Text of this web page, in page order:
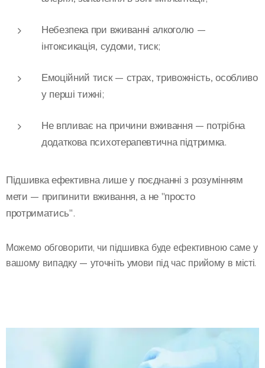
Небезпека при вживанні алкоголю —
інтоксикація, судоми, тиск;
Емоційний тиск— страх, тривожність, особливо
у перші тижні;
Не впливає на причини вживання — потрібна
додаткова психотерапевтична підтримка.
Підшивка ефективна лише у поєднанні з розумінням
мети — припинити вживання, а не "просто
протриматись".
Можемо обговорити, чи підшивка буде ефективною саме у
вашому випадку — уточніть умови під час прийому в місті.